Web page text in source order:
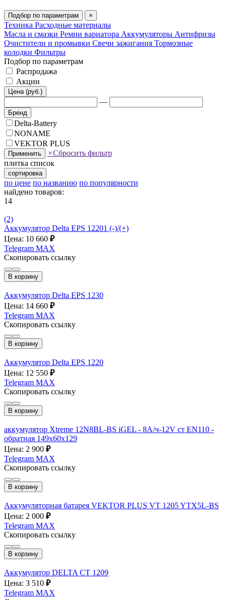
Подбор по параметрам ×
Техника Расходные материалы
Масла и смазки Ремни вариатора Аккумуляторы Антифризы
Очистители и промывки Свечи зажигания Тормозные
колодки Фильтры
Подбор по параметрам
Распродажа
Акции
Цена (руб.)
—
Бренд
Delta-Battery
NONAME
VEKTOR PLUS
Применить ×Сбросить фильтр
плитка список
сортировка
по цене по названию по популярности
найдено товаров:
14
(2)
Аккумулятор Delta EPS 12201 (-)/(+)
Цена: 10 660 ₽
Telegram MAX
Скопировать ссылку
В корзину
Аккумулятор Delta EPS 1230
Цена: 14 660 ₽
Telegram MAX
Скопировать ссылку
В корзину
Аккумулятор Delta EPS 1220
Цена: 12 550 ₽
Telegram MAX
Скопировать ссылку
В корзину
аккумулятор Xtreme 12N8BL-BS iGEL - 8А/ч-12V ст EN110 -
обратная 149x60x129
Цена: 2 900 ₽
Telegram MAX
Скопировать ссылку
В корзину
Аккумуляторная батарея VEKTOR PLUS VT 1205 YTX5L-BS
Цена: 2 000 ₽
Telegram MAX
Скопировать ссылку
В корзину
Аккумулятор DELTA CT 1209
Цена: 3 510 ₽
Telegram MAX